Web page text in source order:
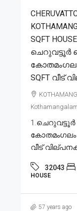
SQFT
ചെറുവട്ടൂർ
SQFT വീട്
കോതമംഗലം
വീട്
32043
HOUSE
57 years ago